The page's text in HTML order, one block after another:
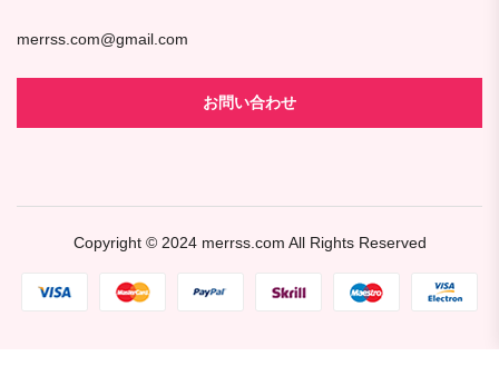
merrss.com@gmail.com
お問い合わせ
Copyright © 2024 merrss.com All Rights Reserved